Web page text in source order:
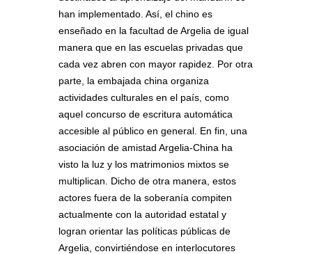
han implementado. Así, el chino es
enseñado en la facultad de Argelia de igual
manera que en las escuelas privadas que
cada vez abren con mayor rapidez. Por otra
parte, la embajada china organiza
actividades culturales en el país, como
aquel concurso de escritura automática
accesible al público en general. En fin, una
asociación de amistad Argelia-China ha
visto la luz y los matrimonios mixtos se
multiplican. Dicho de otra manera, estos
actores fuera de la soberanía compiten
actualmente con la autoridad estatal y
logran orientar las políticas públicas de
Argelia, convirtiéndose en interlocutores